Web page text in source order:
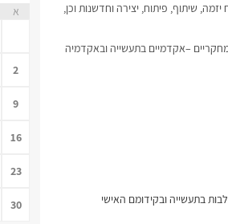
שיתוף, פיתוח, יצירה וחדשנות וכן,
מחקריים –אקדמיים בתעשייה ובאקדמיה
בתעשייה ובקידומם האישי
א
2
9
16
23
30